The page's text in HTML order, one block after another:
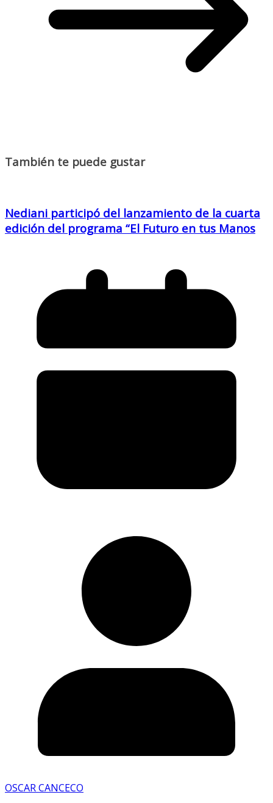
También te puede gustar
Nediani participó del lanzamiento de la cuarta
edición del programa “El Futuro en tus Manos
OSCAR CANCECO